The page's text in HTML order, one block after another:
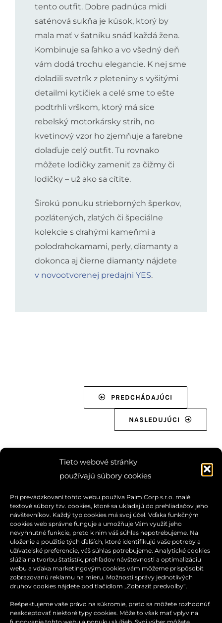
Tieto webové stránky
používajú súbory cookies
Pri prevádzkovaní tohto webu používa Palm Corp s.r.o. malé
textové súbory tzv. cookies, ktoré sa ukladajú do prehliadačov jeho
návštevníkov. Každý typ cookies má svoj účel. Vďaka funkčným
cookies web správne funguje a umožňuje Vám využiť jeho
nevyhnutné funkcie, preto k nim váš súhlas nepotrebujeme. Na
uloženie a použitie tých ďalších, ktoré identifikujú vaše potreby a
užívateľské preferencie, váš súhlas potrebujeme. Analytické cookies
slúžia na tvorbu štatistík, prehľadov návštevnosti a optimalizáciu
webu a vďaka marketingovým cookies vám môžeme prispôsobiť
zobrazovanú reklamu na mieru. Možnosti správy jednotlivých
druhov cookies nájdete pod tlačidlom „Zobraziť predvoľby“.
Rešpektujeme vaše právo na súkromie, preto sa môžete rozhodnúť
neakceptovať niektoré typy cookies. Môže to však mať vplyv na
tento outfit. Dobre padnúca midi
saténová sukňa je kúsok, ktorý by
mala mať v šatníku snáď každá žena.
Kombinuje sa ľahko a vo všedný deň
vám dodá trochu elegancie. K nej sme
doladili svetrík z pleteniny s vyšitými
detailmi kytičiek a celé sme to ešte
podtrhli vrškom, ktorý má síce
rebelský motorkársky strih, no
kvetinový vzor ho zjemňuje a farebne
dolaďuje celý outfit. Tu rovnako
môžete lodičky zameniť za čižmy či
lodičky – už ako sa cítite.
Širokú ponuku strieborných šperkov,
pozlátených, zlatých či špeciálne
kolekcie s drahými kameňmi a
polodrahokamami, perly, diamanty a
dokonca aj čierne diamanty nájdete
v novootvorenej predajni YES.
PREDCHÁDAJÚCI
NASLEDUJÚCI